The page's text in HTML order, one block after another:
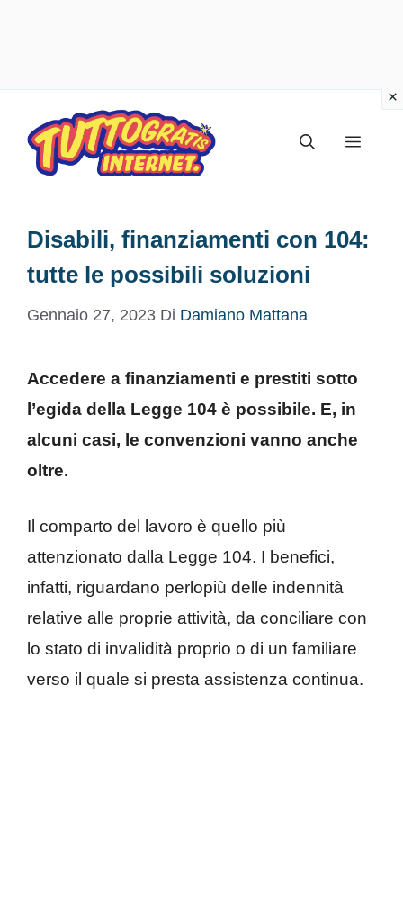
contenuto
Menu
Disabili, finanziamenti con 104:
tutte le possibili soluzioni
Gennaio 27, 2023 Di Damiano Mattana
Accedere a finanziamenti e prestiti sotto
l’egida della Legge 104 è possibile. E, in
alcuni casi, le convenzioni vanno anche
oltre.
Il comparto del lavoro è quello più
attenzionato dalla Legge 104. I benefici,
infatti, riguardano perlopiù delle indennità
relative alle proprie attività, da conciliare con
lo stato di invalidità proprio o di un familiare
verso il quale si presta assistenza continua.